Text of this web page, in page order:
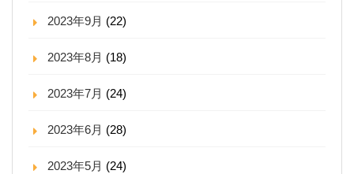
2023年9月 (22)
2023年8月 (18)
2023年7月 (24)
2023年6月 (28)
2023年5月 (24)